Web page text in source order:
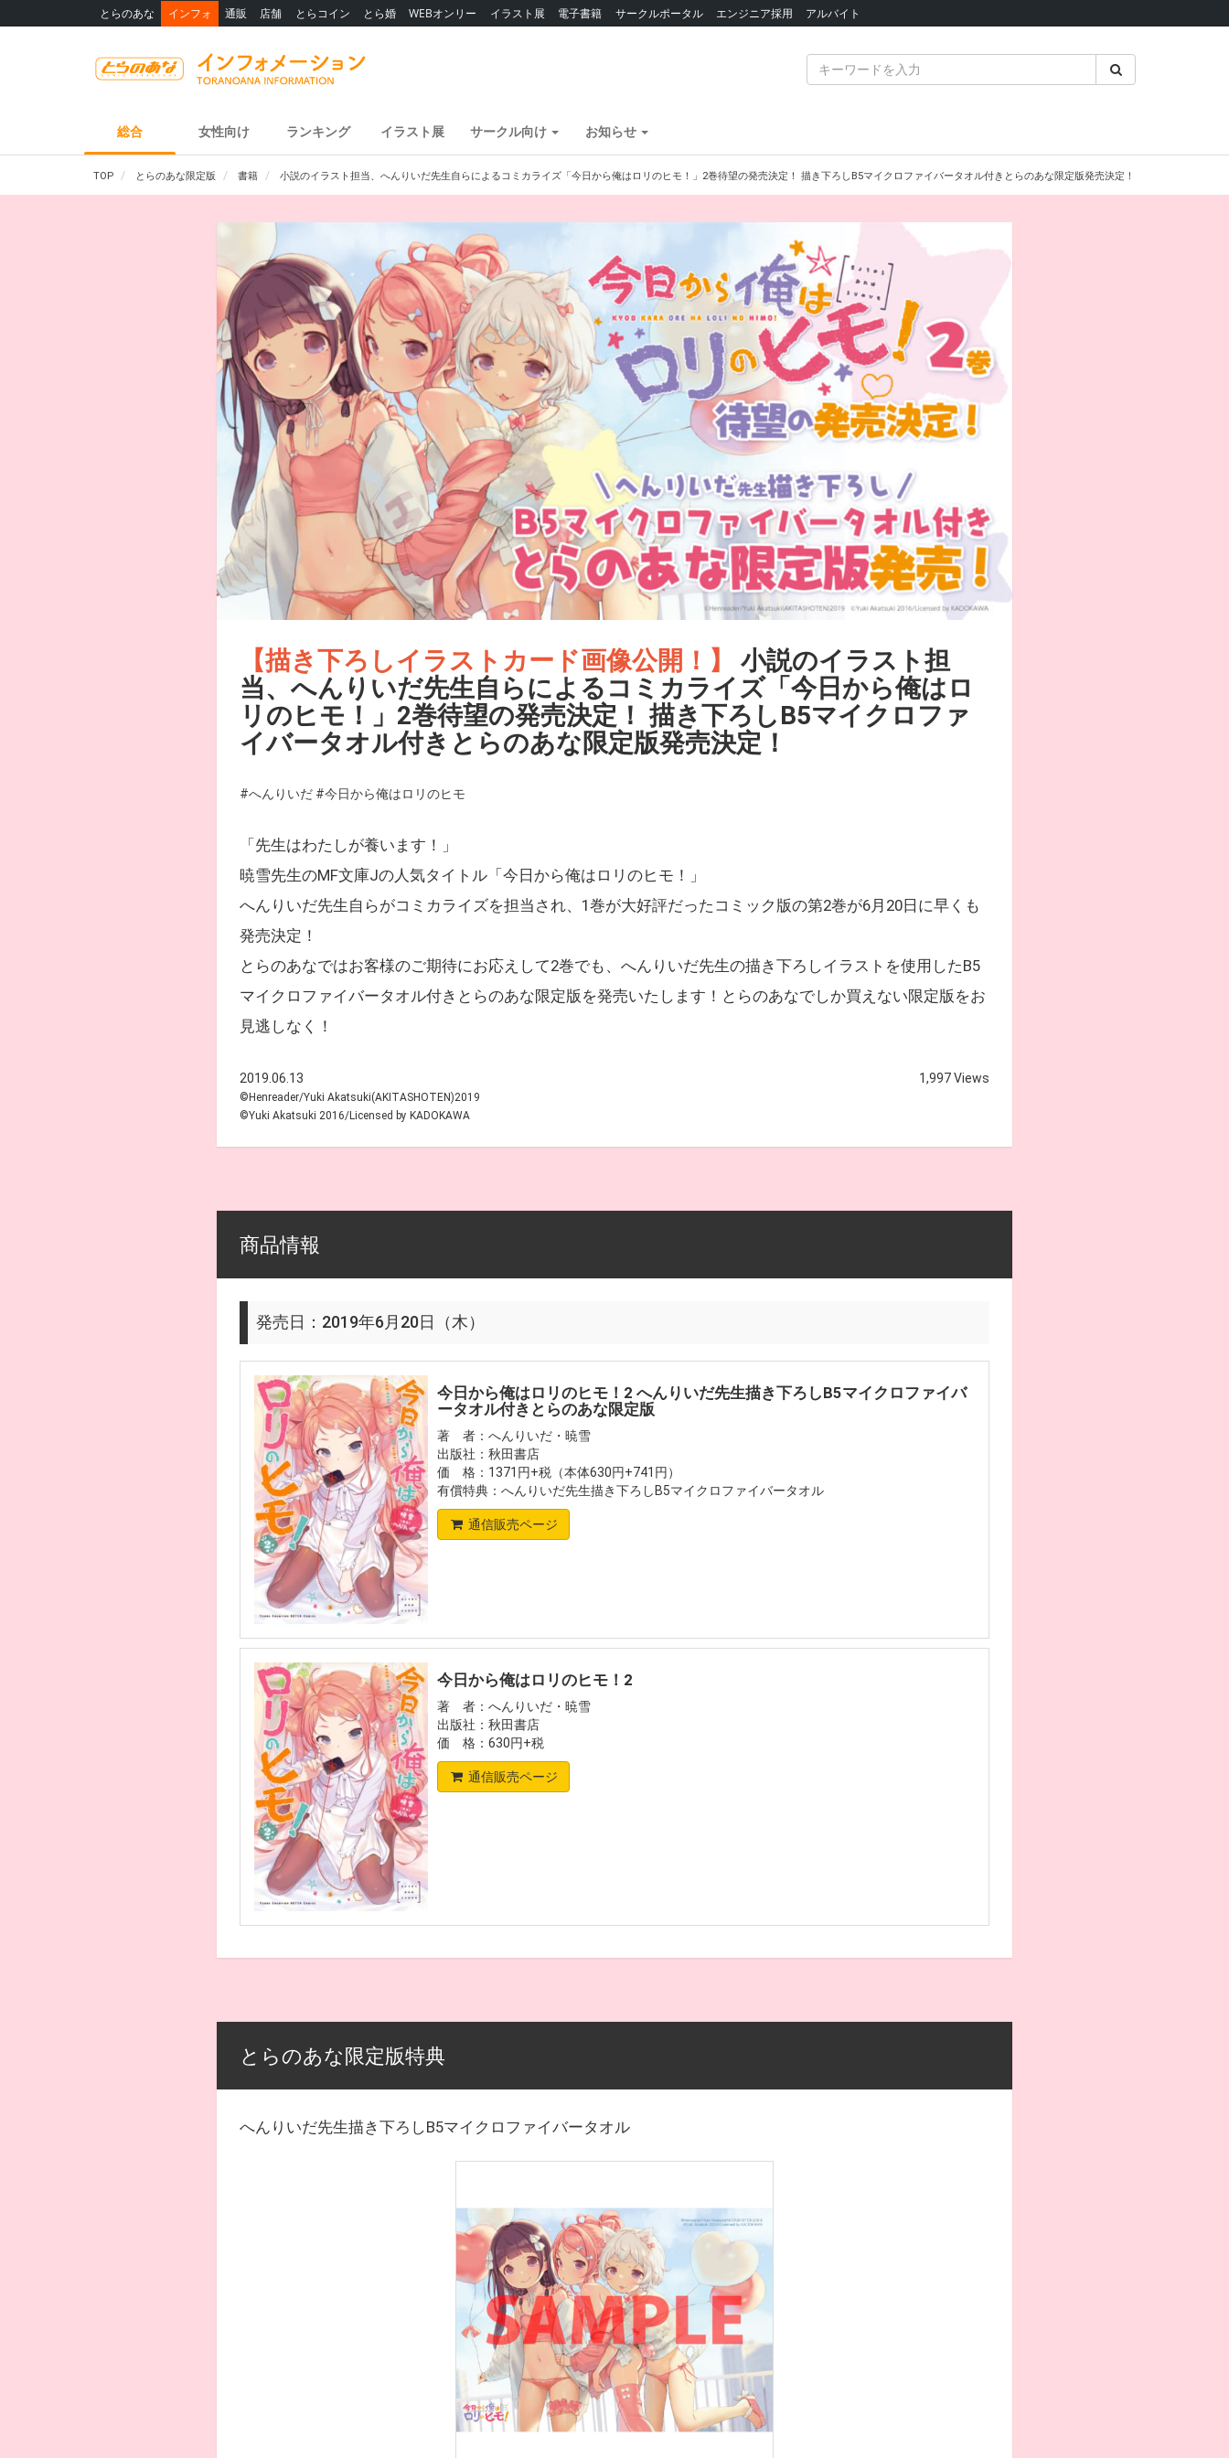
とらのあな インフォ 通販 店舗 とらコイン とら婚 WEBオンリー イラスト展 電子書籍 サークルポータル エンジニア採用 アルバイト
総合 女性向け ランキング イラスト展 サークル向け お知らせ
TOP とらのあな限定版 書籍 小説のイラスト担当、へんりいだ先生自らによるコミカライズ「今日から俺はロリのヒモ！」2巻待望の発売決定！ 描き下ろしB5マイクロファイバータオル付きとらのあな限定版発売決定！
【描き下ろしイラストカード画像公開！】
小説のイラスト担
当、へんりいだ先生自らによるコミカライズ「今日から俺はロ
リのヒモ！」2巻待望の発売決定！ 描き下ろしB5マイクロファ
イバータオル付きとらのあな限定版発売決定！
#へんりいだ #今日から俺はロリのヒモ
「先生はわたしが養います！」
暁雪先生のMF文庫Jの人気タイトル「今日から俺はロリのヒモ！」
へんりいだ先生自らがコミカライズを担当され、1巻が大好評だったコミック版の第2巻が6月20日に早くも
発売決定！
とらのあなではお客様のご期待にお応えして2巻でも、へんりいだ先生の描き下ろしイラストを使用したB5
マイクロファイバータオル付きとらのあな限定版を発売いたします！とらのあなでしか買えない限定版をお
見逃しなく！
2019.06.13 1,997 Views
©Henreader/Yuki Akatsuki(AKITASHOTEN)2019
©Yuki Akatsuki 2016/Licensed by KADOKAWA
商品情報
発売日：2019年6月20日（木）
今日から俺はロリのヒモ！2 へんりいだ先生描き下ろしB5マイクロファイバ
ータオル付きとらのあな限定版
著 者：へんりいだ・暁雪
出版社：秋田書店
価 格：1371円+税（本体630円+741円）
有償特典：へんりいだ先生描き下ろしB5マイクロファイバータオル
通信販売ページ
今日から俺はロリのヒモ！2
著 者：へんりいだ・暁雪
出版社：秋田書店
価 格：630円+税
通信販売ページ
とらのあな限定版特典
へんりいだ先生描き下ろしB5マイクロファイバータオル